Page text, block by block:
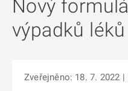
Nový
výpadků léků
Zveřejněno: 18. 7. 2022 |